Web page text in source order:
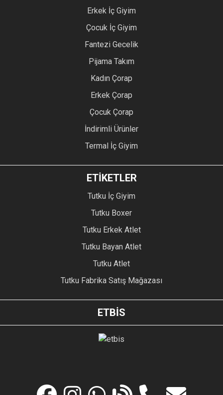
Erkek İç Giyim
Çocuk İç Giyim
Fantezi Gecelik
Pijama Takım
Kadın Çorap
Erkek Çorap
Çocuk Çorap
İndirimli Ürünler
Termal İç Giyim
ETİKETLER
Tutku İç Giyim
Tutku Boxer
Tutku Erkek Atlet
Tutku Bayan Atlet
Tutku Atlet
Tutku Fabrika Satış Mağazası
ETBİS